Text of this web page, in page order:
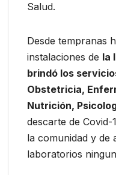
Salud.
Desde tempranas
instalaciones de la
brindó los
Obstetricia,
Nutrición,
descarte de Covid-
la comunidad y de
laboratorios